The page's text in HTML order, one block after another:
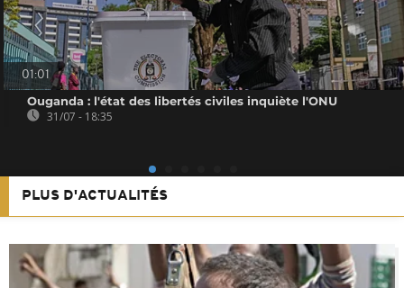
01:01
Ouganda : l'état des libertés civiles inquiète l'ONU
31/07 - 18:35
PLUS D'ACTUALITÉS